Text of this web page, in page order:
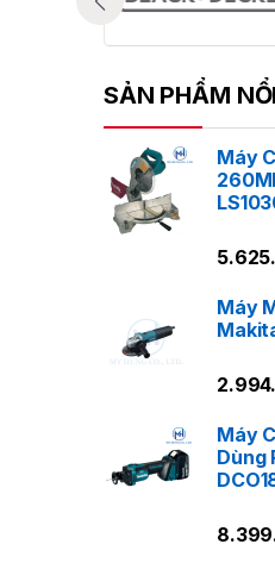
SẢN PHẨM
Máy
Máy
Máy
Dùng